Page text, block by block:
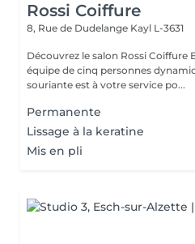
Rossi Coiffure
8, Rue de Dudelange Kayl L-3631
Découvrez le salon Rossi Coiffure
équipe de cinq personnes
souriante est à votre service po...
Permanente
Lissage à la keratine
Mis en pli